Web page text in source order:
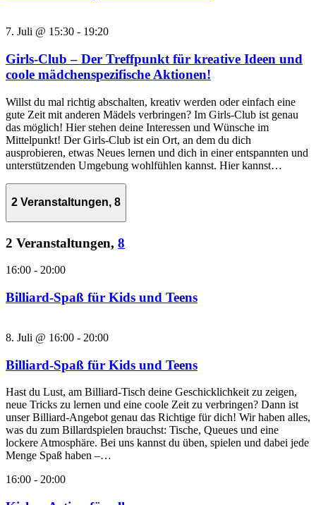
7. Juli @ 15:30 - 19:20
Girls-Club – Der Treffpunkt für kreative Ideen und
coole mädchenspezifische Aktionen!
Willst du mal richtig abschalten, kreativ werden oder einfach eine
gute Zeit mit anderen Mädels verbringen? Im Girls-Club ist genau
das möglich! Hier stehen deine Interessen und Wünsche im
Mittelpunkt! Der Girls-Club ist ein Ort, an dem du dich
ausprobieren, etwas Neues lernen und dich in einer entspannten und
unterstützenden Umgebung wohlfühlen kannst. Hier kannst…
2 Veranstaltungen, 8
2 Veranstaltungen, 8
16:00 - 20:00
Billiard-Spaß für Kids und Teens
8. Juli @ 16:00 - 20:00
Billiard-Spaß für Kids und Teens
Hast du Lust, am Billiard-Tisch deine Geschicklichkeit zu zeigen,
neue Tricks zu lernen und eine coole Zeit zu verbringen? Dann ist
unser Billiard-Angebot genau das Richtige für dich! Wir haben alles,
was du zum Billardspielen brauchst: Tische, Queues und eine
lockere Atmosphäre. Bei uns kannst du üben, spielen und dabei jede
Menge Spaß haben –…
16:00 - 20:00